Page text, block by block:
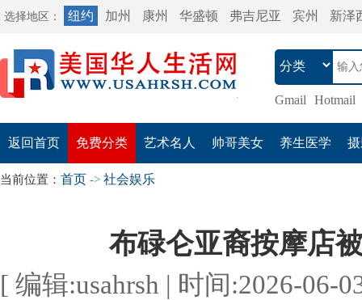
选择地区： 纽约 加州 康州 华盛顿 弗吉尼亚 宾州 新泽
Gmail Hotmail
返回首页 免费分类 艺术名人 帅哥美女 养生医学
当前位置： 首页 -> 社会娱乐
布碌仑亚裔按摩店
[ 编辑:usahrsh | 时间:2026-06-